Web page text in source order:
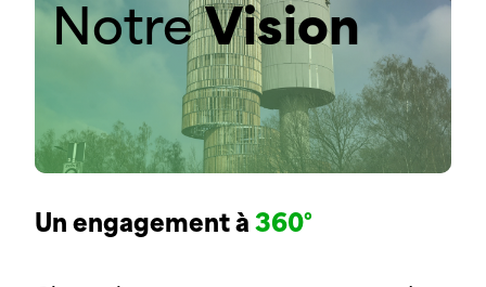
NotreVision
Un engagement à 360°